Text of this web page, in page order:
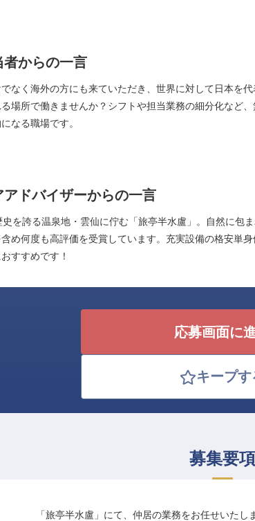
者からの一言
なく海外の方にも来ていただき、世界に対して日本を
場所で働きませんか？シフトや担当業務の細分化など
なる職場です。
アドバイザーからの一言
を誇る温泉地・雲仙に佇む「旅亭半水盧」。自然に包
め何度も高評価を受賞しています。充実設備の格安単
すすめです！
応募画面に
キープす
募集要項
「旅亭半水盧」にて、仲居の業務をお任せいたし